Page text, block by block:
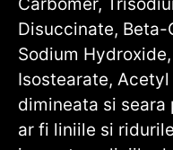
Carbomer,
Disuccinate,
Sodium
Isostearate,
dimineata si seara
ar fi liniile si